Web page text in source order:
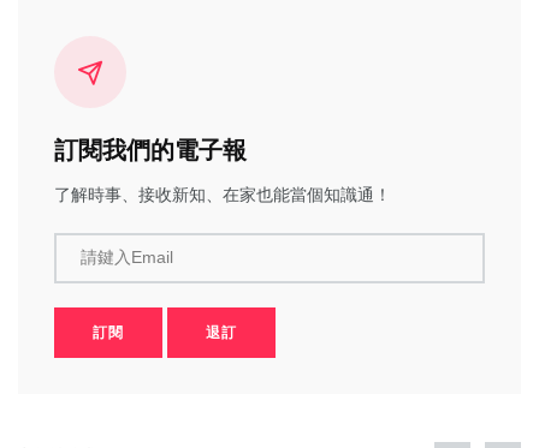
訂閱我們的電子報
了解時事、接收新知、在家也能當個知識通！
請鍵入Email
訂閱 退訂